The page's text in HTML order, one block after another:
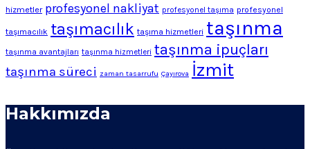
hizmetler profesyonel nakliyat profesyonel taşıma profesyonel
taşımacılık taşımacılık taşıma hizmetleri taşınma
taşınma avantajları taşınma hizmetleri taşınma ipuçları
taşınma süreci zaman tasarrufu Çayırova İzmit
Hakkımızda